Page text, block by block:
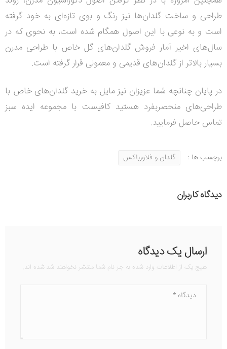
طراحی و ساخت گلدان‌ها نیز رنگ و بوی تازه‌ای به خود گرفته
است و به نوعی با این اصول همگام شده است، به نحوی که در
سال‌های اخیر آمار فروش گلدان‌های گل خاص با طراحی مدرن
بسیار بالاتر از گلدان‌های قدیمی و معمولی قرار گرفته است.
در پایان چنانچه شما عزیزان نیز مایل به خرید گلدان‌های خاص با
طراحی‌های منحصربفرد هستید کافیست با مجموعه ایده سبز
تماس حاصل فرمایید.
برچسب ها : گلدان و فلاورباکس
دیدگاه کاربران
ارسال یک دیدگاه
هیچ یک از اطلاعات وارد شده به جز نام شما منتشر نخواهند شد شده اند.